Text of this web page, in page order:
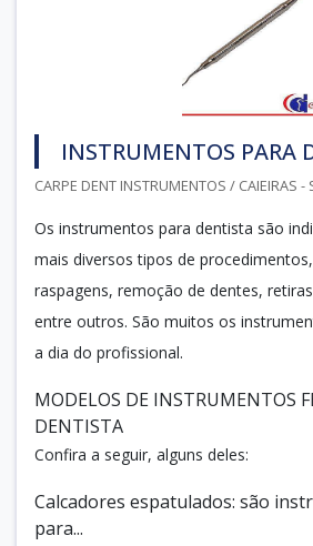
INSTRUMENTOS PARA
CARPE DENT INSTRUMENTOS / CAIEIRAS -
Os instrumentos para dentista são
mais diversos tipos de
raspagens, remoção de dentes,
entre outros. São muitos os
a dia do profissional.
MODELOS DE INSTRUMENTOS
DENTISTA
Confira a seguir, alguns deles:
Calcadores espatulados: são
para...